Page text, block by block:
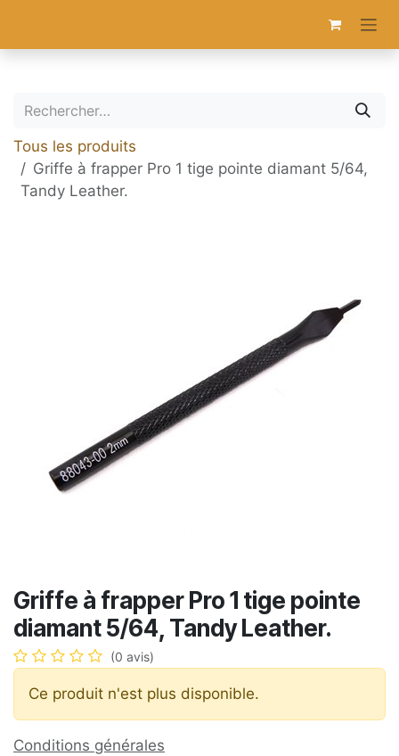
Tous les produits
Griffe à frapper Pro 1 tige pointe diamant 5/64,
Tandy Leather.
Griffe à frapper Pro 1 tige pointe
diamant 5/64, Tandy Leather.
(0 avis)
Ce produit n'est plus disponible.
Conditions générales